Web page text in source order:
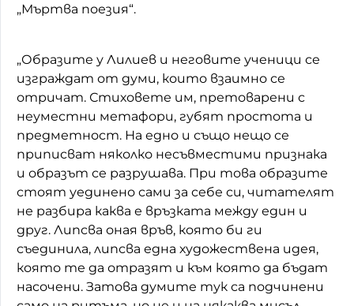
„Мъртва поезия“.
„Образите у Лилиев и неговите ученици се
изграждат от думи, които взаимно се
отричат. Стиховете им, претоварени с
неуместни метафори, губят простота и
предметност. На едно и също нещо се
приписват няколко несъвместими признака
и образът се разрушава. При това образите
стоят уединено сами за себе си, читателят
не разбира каква е връзката между един и
друг. Липсва оная връв, която би ги
съединила, липсва една художествена идея,
която те да отразят и към която да бъдат
насочени. Затова думите тук са подчинени